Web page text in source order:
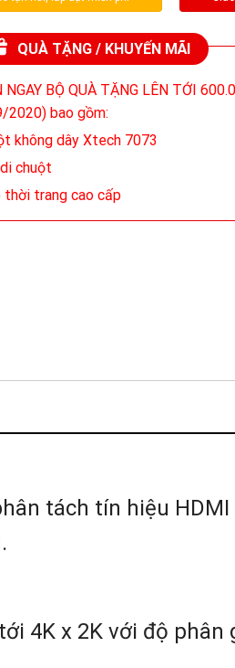
QUÀ TẶNG / KHUYẾN MÃI
NGAY BỘ QUÀ TẶNG LÊN TỚI
2020) bao gồm:
không dây Xtech 7073
chuột
thời trang cao cấp
tách tín hiệu HDMI
4K x 2K với độ phân